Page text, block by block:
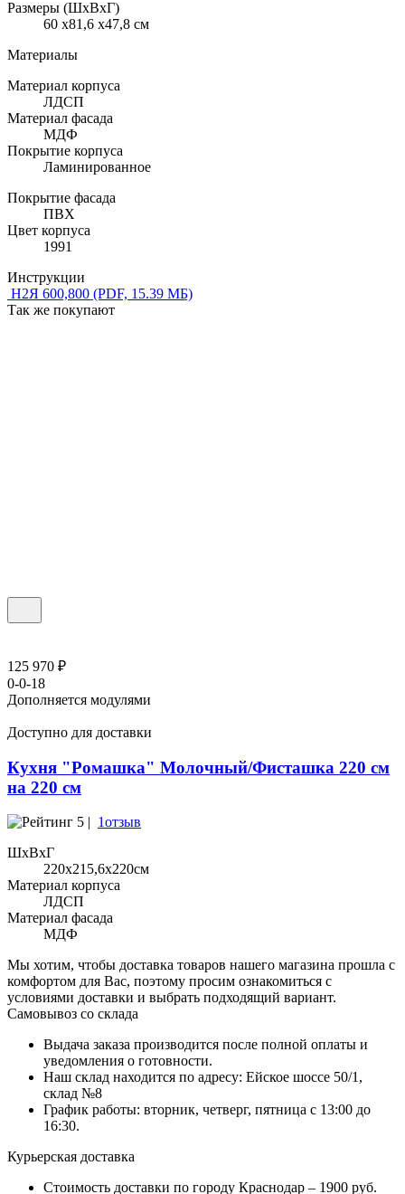
Размеры (ШхВхГ)
60 x81,6 x47,8 см
Материалы
Материал корпуса
ЛДСП
Материал фасада
МДФ
Покрытие корпуса
Ламинированное
Покрытие фасада
ПВХ
Цвет корпуса
1991
Инструкции
Н2Я 600,800 (PDF, 15.39 МБ)
Так же покупают
125 970 ₽
0-0-18
Дополняется модулями
Доступно для доставки
Кухня "Ромашка" Молочный/Фисташка 220 см
на 220 см
5 | 1отзыв
ШхВхГ
220x215,6х220см
Материал корпуса
ЛДСП
Материал фасада
МДФ
Мы хотим, чтобы доставка товаров нашего магазина прошла с
комфортом для Вас, поэтому просим ознакомиться с
условиями доставки и выбрать подходящий вариант.
Самовывоз со склада
Выдача заказа производится после полной оплаты и
уведомления о готовности.
Наш склад находится по адресу: Ейское шоссе 50/1,
склад №8
График работы: вторник, четверг, пятница с 13:00 до
16:30.
Курьерская доставка
Стоимость доставки по городу Краснодар – 1900 руб.